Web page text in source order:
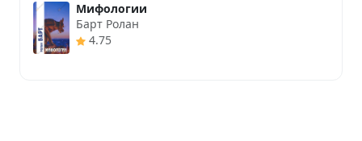
Мифологии
Барт Ролан
4.75